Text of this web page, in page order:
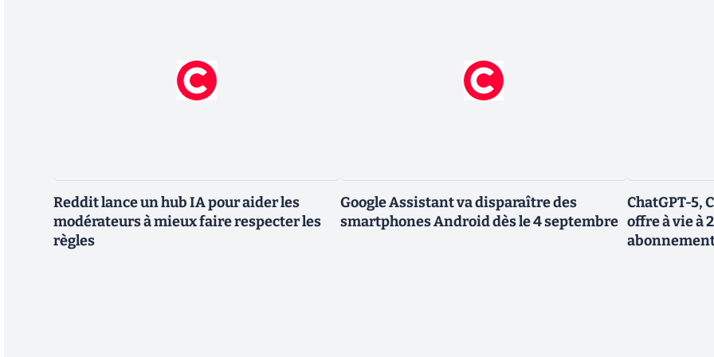
Reddit lance un hub IA pour aider les
modérateurs à mieux faire respecter les
règles
Google Assistant va disparaître des
smartphones Android dès le 4 septembre
ChatGPT-5,
offre à vie à